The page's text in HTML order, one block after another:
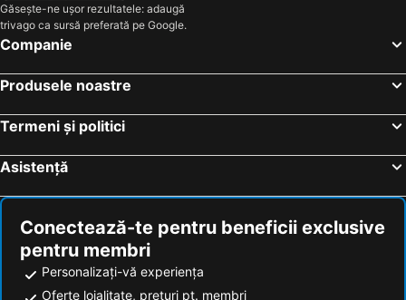
Găsește-ne ușor rezultatele: adaugă
trivago ca sursă preferată pe Google.
Companie
Produsele noastre
Termeni și politici
Asistență
Conectează-te pentru beneficii exclusive
pentru membri
Personalizați-vă experiența
Oferte loialitate, prețuri pt. membri